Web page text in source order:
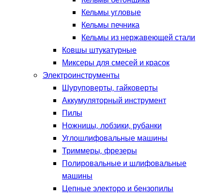
Кельмы угловые
Кельмы печника
Кельмы из нержавеющей стали
Ковшы штукатурные
Миксеры для смесей и красок
Электроинструменты
Шуруповерты, гайковерты
Аккумуляторный инструмент
Пилы
Ножницы, лобзики, рубанки
Углошлифовальные машины
Триммеры, фрезеры
Полировальные и шлифовальные
машины
Цепные электоро и бензопилы